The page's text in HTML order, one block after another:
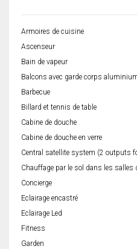
Armoires de cuisine
Ascenseur
Bain de vapeur
Balcons avec garde corps
Barbecue
Billard et tennis de table
Cabine de douche
Cabine de douche en verre
Central satellite system (2 outputs
Chauffage par le sol dans les salles
Concierge
Eclairage encastré
Eclairage Led
Fitness
Garden